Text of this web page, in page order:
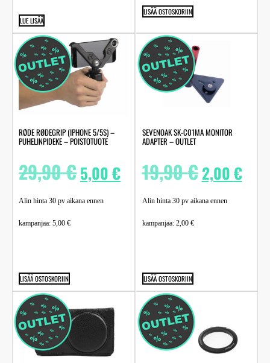
LUE LISÄÄ
LISÄÄ OSTOSKORIIN
RØDE RØDEGRIP (IPHONE 5/5S) –
PUHELINPIDEKE – POISTOTUOTE
29,90€5,00€
Alin hinta 30 pv aikana ennen
kampanjaa: 5,00 €
LISÄÄ OSTOSKORIIN
SEVENOAK SK-C01MA MONITOR
ADAPTER – OUTLET
19,90€ 2,00€
Alin hinta 30 pv aikana ennen
kampanjaa: 2,00 €
LISÄÄ OSTOSKORIIN